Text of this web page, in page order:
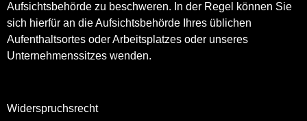
Aufsichtsbehörde zu beschweren. In der Regel können Sie
sich hierfür an die Aufsichtsbehörde Ihres üblichen
Aufenthaltsortes oder Arbeitsplatzes oder unseres
Unternehmenssitzes wenden.
Widerspruchsrecht